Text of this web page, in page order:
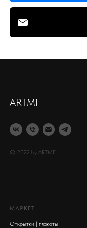
ARTMF
© 2022 by ARTMF
МАРКЕТ
Открытки | плакаты